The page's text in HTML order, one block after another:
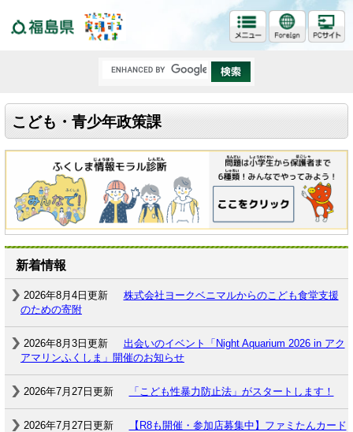
こども・青少年政策課
新着情報
2026年8月4日更新
株式会社ヨークベニマルからのこども食堂支援
のための寄附
2026年8月3日更新
出会いのイベント「Night Aquarium 2026 in アク
アマリンふくしま」開催のお知らせ
2026年7月27日更新 「こども性暴力防止法」がスタートします！
2026年7月27日更新
【R8も開催・参加店募集中】ファミたんカード